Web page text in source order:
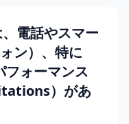
電話やスマー
ン）、特に
ォーマンス
）があ